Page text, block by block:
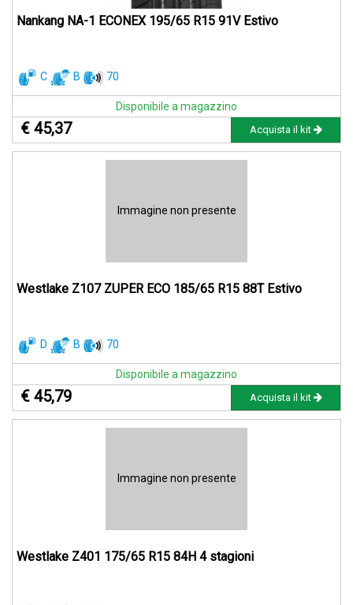
Nankang NA-1 ECONEX 195/65 R15 91V Estivo
C B 70
Disponibile a magazzino
€ 45,37 Acquista il kit
Immagine non presente
Westlake Z107 ZUPER ECO 185/65 R15 88T Estivo
D B 70
Disponibile a magazzino
€ 45,79 Acquista il kit
Immagine non presente
Westlake Z401 175/65 R15 84H 4 stagioni